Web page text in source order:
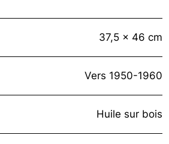
37,5 x 46 cm
Vers 1950-1960
Huile sur bois